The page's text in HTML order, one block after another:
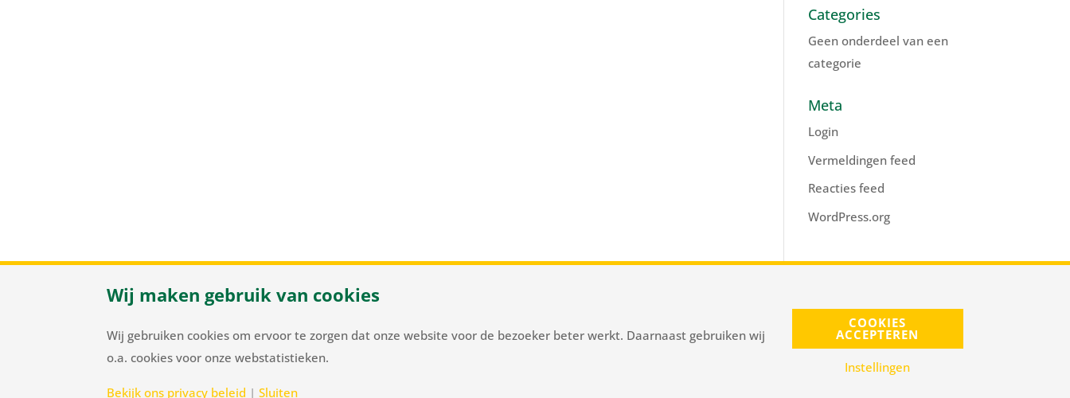
Categories
Geen onderdeel van een
categorie
Meta
Login
Vermeldingen feed
Reacties feed
WordPress.org
Herenweg 37/NL-2105 MC Heemstede
Wij maken gebruik van cookies
Wij gebruiken cookies om ervoor te zorgen dat onze website voor de bezoeker beter werkt. Daarnaast gebruiken wij
o.a. cookies voor onze webstatistieken.
Bekijk ons privacy beleid |Sluiten
COOKIES
ACCEPTEREN
Instellingen